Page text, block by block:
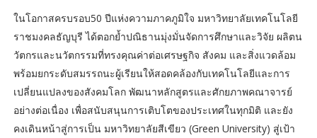
ในโอกาสครบรอบ50 ปีแห่งความภาคภูมิใจ มหาวิทยาลัยเทคโนโลยี
ราชมงคลธัญบุรี ได้ตอกย้ำปณิธานมุ่งมั่นจัดการศึกษาและวิจัย ผลิตน
วัตกรและนวัตกรรมที่ทรงคุณค่าต่อเศรษฐกิจ สังคม และสิ่งแวดล้อม
พร้อมยกระดับสมรรถนะผู้เรียนให้สอดคล้องกับเทคโนโลยีและการ
เปลี่ยนแปลงของสังคมโลก พัฒนาหลักสูตรและศักยภาพคณาจารย์
อย่างต่อเนื่อง เพื่อสนับสนุนการเติบโตของประเทศในทุกมิติ และยัง
คงเดินหน้าสู่การเป็น มหาวิทยาลัยสีเขียว (Green University) สู่เป้า